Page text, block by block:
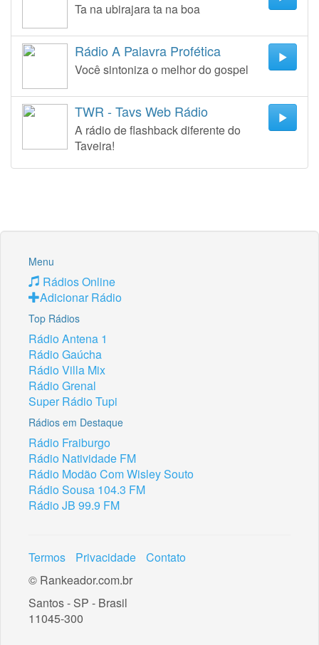
Ta na ubirajara ta na boa
Rádio A Palavra Profética
Você sintoniza o melhor do gospel
TWR - Tavs Web Rádio
A rádio de flashback diferente do
Taveira!
Menu
Rádios Online
Adicionar Rádio
Top Rádios
Rádio Antena 1
Rádio Gaúcha
Rádio Villa Mix
Rádio Grenal
Super Rádio Tupi
Rádios em Destaque
Rádio Fraiburgo
Rádio Natividade FM
Rádio Modão Com Wisley Souto
Rádio Sousa 104.3 FM
Rádio JB 99.9 FM
Termos Privacidade
Contato
© Rankeador.com.br
Santos - SP - Brasil
11045-300